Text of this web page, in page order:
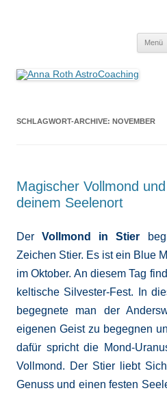
Menü
SCHLAGWORT-ARCHIVE: NOVEMBER
Magischer Vollmond
deinem Seelenort
DerVollmond in Stier
Zeichen Stier. Es ist ein Blue
im Oktober. An diesem Tag
keltische Silvester-Fest. In
begegnete man der
eigenen Geist zu begegnen
dafür spricht die Mond-
Vollmond. Der Stier liebt
Genuss und einen festen